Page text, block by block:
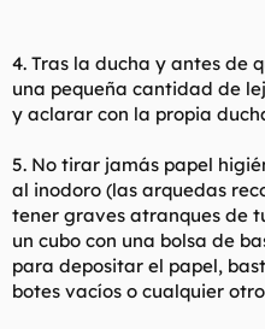
4. Tras la ducha y antes de
una pequeña cantidad de
y aclarar con la propia
5. No tirar jamás papel
al inodoro (las arquedas
tener graves atranques de
un cubo con una bolsa de
para depositar el papel,
botes vacíos o cualquier